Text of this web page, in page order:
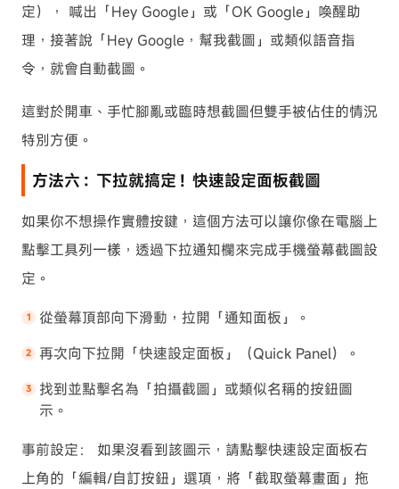
定）， 喊出「Hey Google」或「OK Google」喚醒助
理，接著說「Hey Google，幫我截圖」或類似語音指
令，就會自動截圖。
這對於開車、手忙腳亂或臨時想截圖但雙手被佔住的情況
特別方便。
方法六：下拉就搞定！快速設定面板截圖
如果你不想操作實體按鍵，這個方法可以讓你像在電腦上
點擊工具列一樣，透過下拉通知欄來完成手機螢幕截圖設
定。
從螢幕頂部向下滑動，拉開「通知面板」。
再次向下拉開「快速設定面板」（Quick Panel）。
找到並點擊名為「拍攝截圖」或類似名稱的按鈕圖
示。
事前設定： 如果沒看到該圖示，請點擊快速設定面板右
上角的「編輯/自訂按鈕」選項，將「截取螢幕畫面」拖